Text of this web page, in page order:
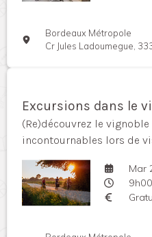
Bordeaux Métropole
Cr Jules Ladoumegue,
Excursions dans le
(Re)découvrez le
incontournables lors de
Mar